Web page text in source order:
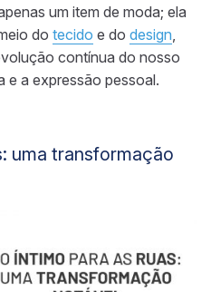
um item de moda; ela
do tecido e do design,
contínua do nosso
e a expressão pessoal.
uma transformação